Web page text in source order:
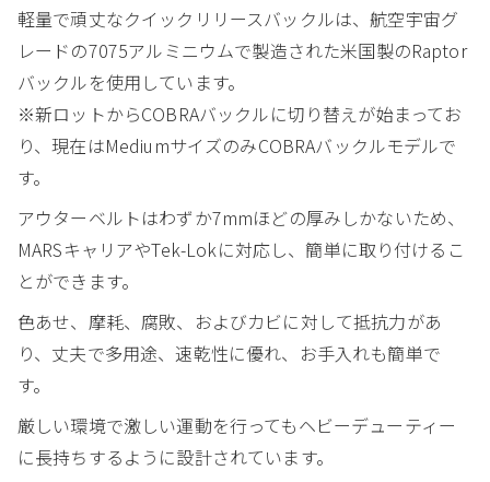
軽量で頑丈なクイックリリースバックルは、航空宇宙グ
レードの7075アルミニウムで製造された米国製のRaptor
バックルを使用しています。
※新ロットからCOBRAバックルに切り替えが始まってお
り、現在はMediumサイズのみCOBRAバックルモデルで
す。
アウターベルトはわずか7mmほどの厚みしかないため、
MARSキャリアやTek-Lokに対応し、簡単に取り付けるこ
とができます。
色あせ、摩耗、腐敗、およびカビに対して抵抗力があ
り、丈夫で多用途、速乾性に優れ、お手入れも簡単で
す。
厳しい環境で激しい運動を行ってもヘビーデューティー
に長持ちするように設計されています。